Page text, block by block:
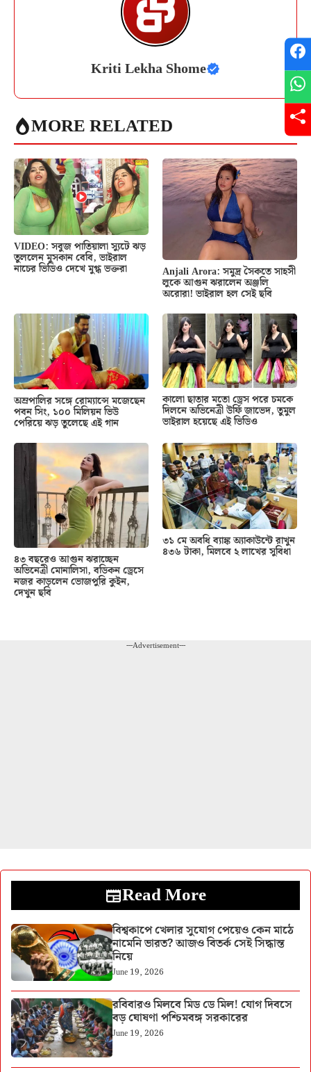
Kriti Lekha Shome
MORE RELATED
VIDEO: সবুজ পাতিয়ালা স্যুটে ঝড়
তুললেন মুসকান বেবি, ভাইরাল
নাচের ভিডিও দেখে মুগ্ধ ভক্তরা Anjali Arora: সমুদ্র সৈকতে সাহসী
লুকে আগুন ঝরালেন অঞ্জলি
অরোরা! ভাইরাল হল সেই ছবি
অম্রপালির সঙ্গে রোম্যান্সে মজেছেন
পবন সিং, ১০০ মিলিয়ন ভিউ
পেরিয়ে ঝড় তুলেছে এই গান
কালো ছাতার মতো ড্রেস পরে চমকে
দিলনে অভিনেত্রী উর্ফি জাভেদ, তুমুল
ভাইরাল হয়েছে এই ভিডিও
৪৩ বছরেও আগুন ঝরাচ্ছেন
অভিনেত্রী মোনালিসা, বডিকন ড্রেসে
নজর কাড়লেন ভোজপুরি কুইন,
দেখুন ছবি
৩১ মে অবধি ব্যাঙ্ক অ্যাকাউন্টে রাখুন
৪৩৬ টাকা, মিলবে ২ লাখের সুবিধা
---Advertisement---
Read More
বিশ্বকাপে খেলার সুযোগ পেয়েও কেন মাঠে
নামেনি ভারত? আজও বিতর্ক সেই সিদ্ধান্ত
নিয়ে
June 19, 2026
রবিবারও মিলবে মিড ডে মিল! যোগ দিবসে
বড় ঘোষণা পশ্চিমবঙ্গ সরকারের
June 19, 2026